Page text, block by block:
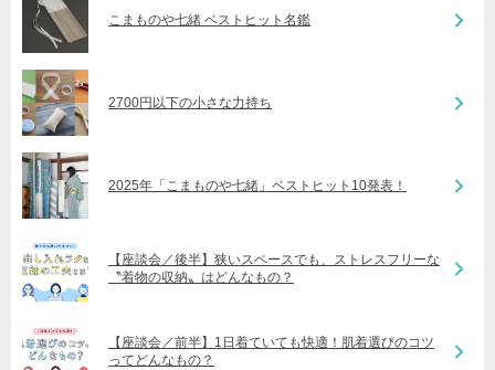
こまものや七緒 ベストヒット名鑑
2700円以下の小さな力持ち
2025年「こまものや七緒」ベストヒット10発表！
【座談会／後半】狭いスペースでも、ストレスフリーな
〝着物の収納〟はどんなもの？
【座談会／前半】1日着ていても快適！肌着選びのコツ
ってどんなもの？